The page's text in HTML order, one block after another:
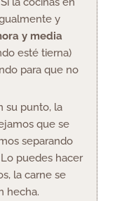
y
y media
esté tierna)
para que no
su punto, la
que se
separando
puedes hacer
la carne se
hecha.